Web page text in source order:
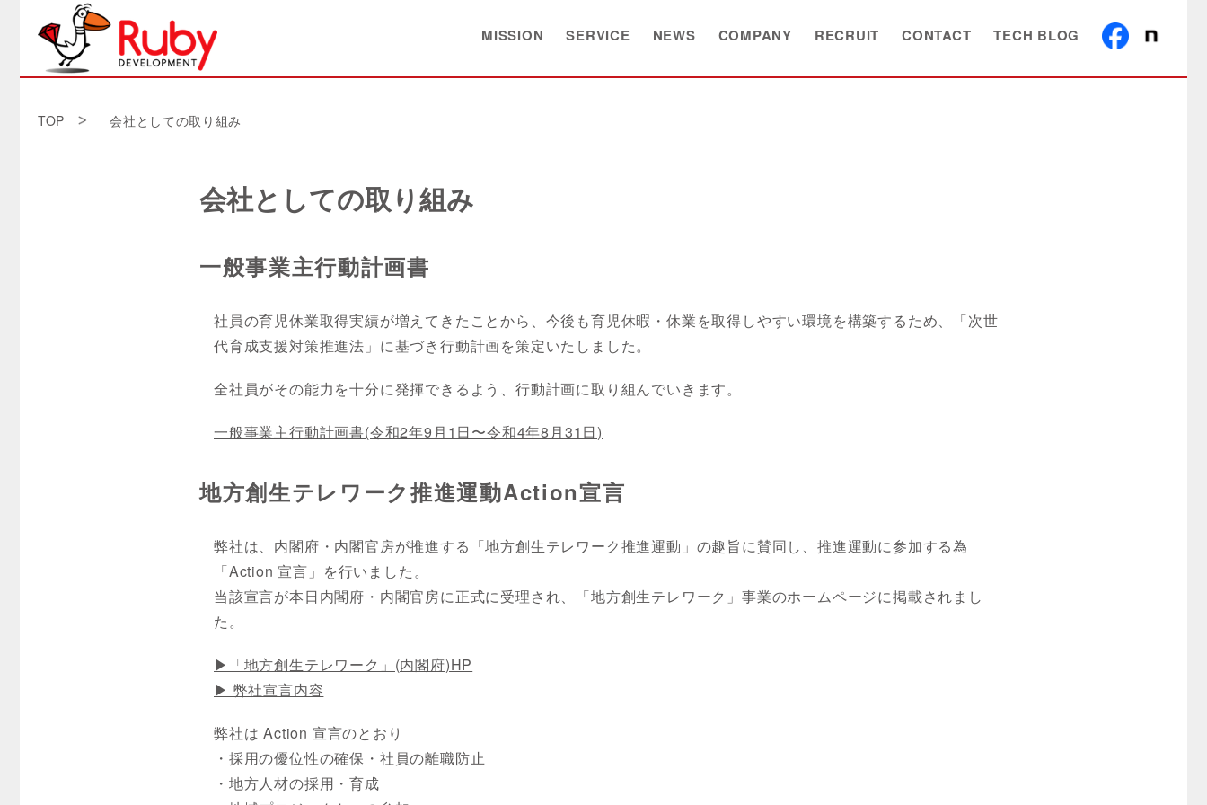
MISSION SERVICE NEWS COMPANY RECRUIT CONTACT TECH BLOG
TOP 会社としての取り組み
会社としての取り組み
一般事業主行動計画書
社員の育児休業取得実績が増えてきたことから、今後も育児休暇・休業を取得しやすい環境を構築するため、「次世
代育成支援対策推進法」に基づき行動計画を策定いたしました。
全社員がその能力を十分に発揮できるよう、行動計画に取り組んでいきます。
一般事業主行動計画書(令和2年9月1日〜令和4年8月31日)
地方創生テレワーク推進運動Action宣言
弊社は、内閣府・内閣官房が推進する「地方創生テレワーク推進運動」の趣旨に賛同し、推進運動に参加する為
「Action 宣言」を行いました。
当該宣言が本日内閣府・内閣官房に正式に受理され、「地方創生テレワーク」事業のホームページに掲載されまし
た。
▶「地方創生テレワーク」(内閣府)HP
▶ 弊社宣言内容
弊社は Action 宣言のとおり
・採用の優位性の確保・社員の離職防止
・地方人材の採用・育成